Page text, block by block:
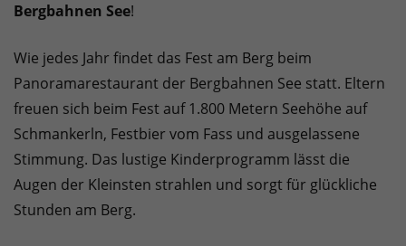
Bergbahnen See!
Wie jedes Jahr findet das Fest am Berg beim
Panoramarestaurant der Bergbahnen See statt. Eltern
freuen sich beim Fest auf 1.800 Metern Seehöhe auf
Schmankerln, Festbier vom Fass und ausgelassene
Stimmung. Das lustige Kinderprogramm lässt die
Augen der Kleinsten strahlen und sorgt für glückliche
Stunden am Berg.